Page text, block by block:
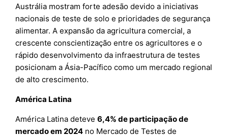
Austrália mostram forte adesão devido a iniciativas
nacionais de teste de solo e prioridades de segurança
alimentar. A expansão da agricultura comercial, a
crescente conscientização entre os agricultores e o
rápido desenvolvimento da infraestrutura de testes
posicionam a Ásia-Pacífico como um mercado regional
de alto crescimento.
América Latina
América Latina deteve6,4% de participação de
mercado em 2024 no Mercado de Testes de